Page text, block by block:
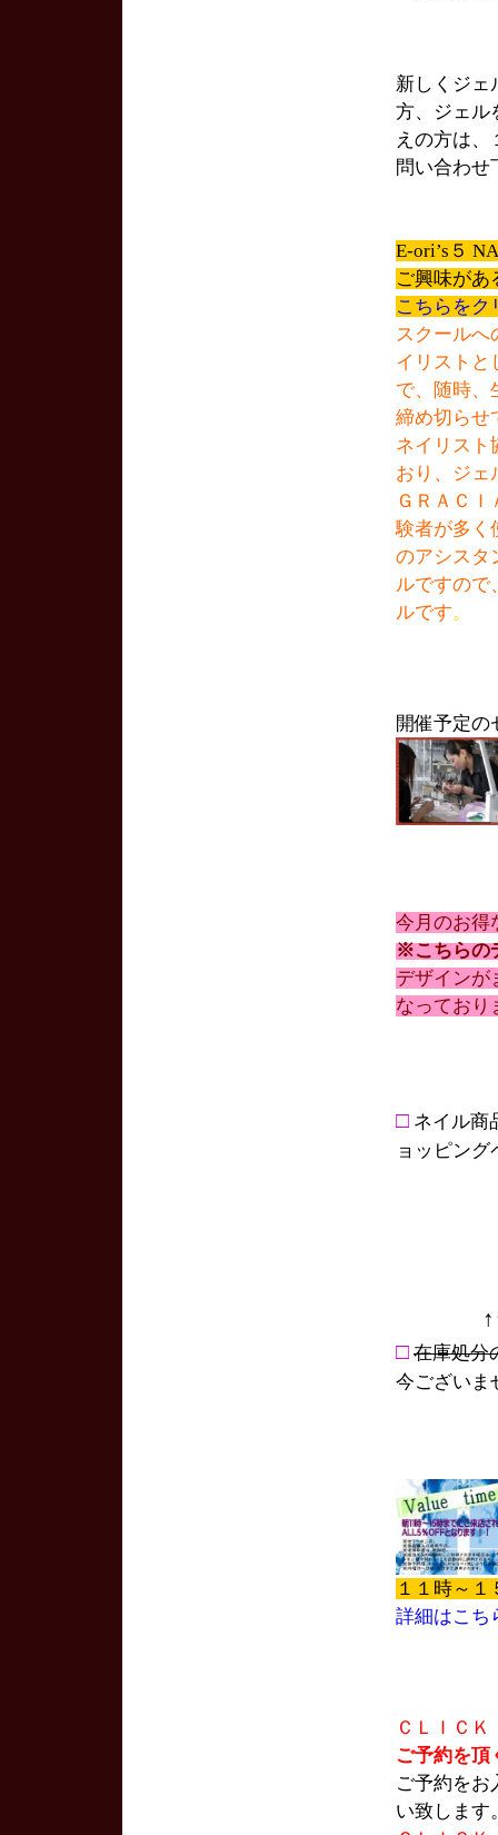
新しくジェ
方、ジェル
えの方は
問い合わせ
E-ori’s５
ご興味があ
こちらをク
スクールへ
イリストと
で、随時、
締め切らせ
ネイリスト
おり、ジェ
ＧＲＡＣ
験者が多く
のアシスタ
ルですので
ルです。
開催予定の
今月のお得
※こちらの
デザインが
なっており
□ ネイル商
ョッピン
□ 在庫処分
今ございま
１１時～
詳細はこち
ＣＬＩＣＫ
ご予約を頂
ご予約をお
い致します